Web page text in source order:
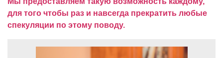
для того чтобы раз и навсегда прекратить любые
спекуляции по этому поводу.